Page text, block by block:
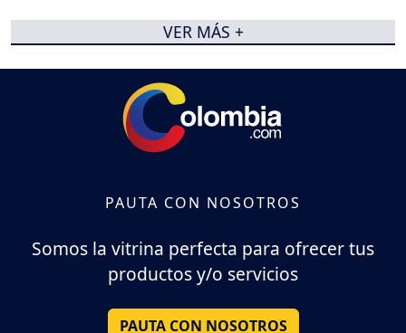
VER MÁS +
PAUTA CON NOSOTROS
Somos la vitrina perfecta para ofrecer tus
productos y/o servicios
PAUTA CON NOSOTROS